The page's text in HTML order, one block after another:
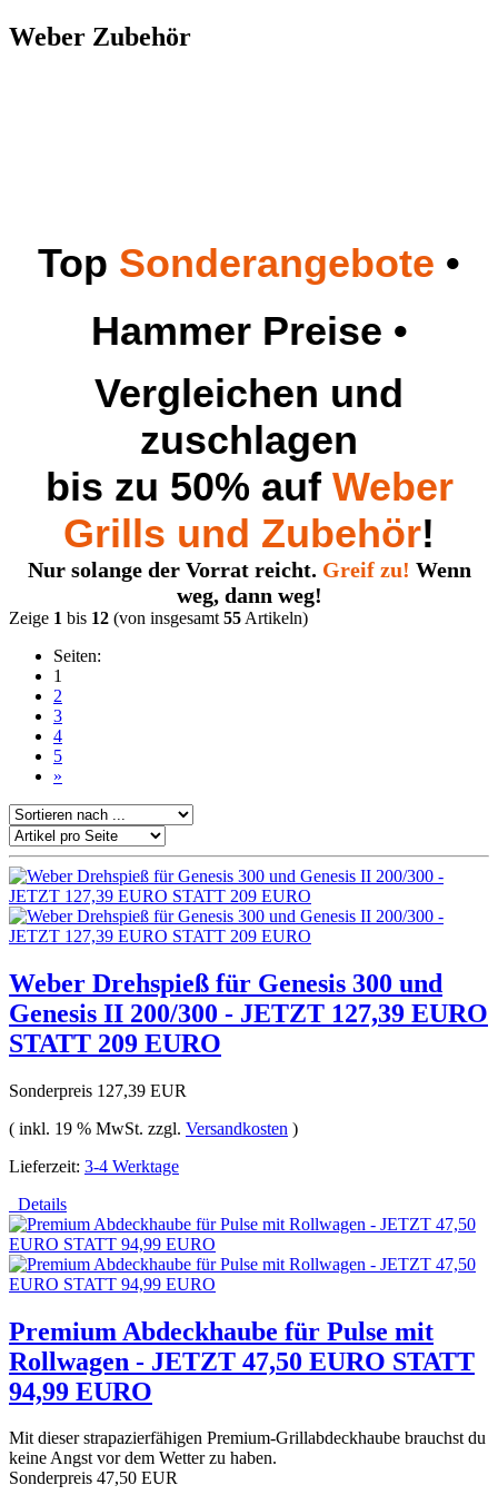
Weber Zubehör
Top Sonderangebote •
Hammer Preise •
Vergleichen und
zuschlagen
bis zu 50% auf Weber
Grills und Zubehör!
Nur solange der Vorrat reicht. Greif zu! Wenn
weg, dann weg!
Zeige 1 bis 12 (von insgesamt 55 Artikeln)
Seiten:
1
2
3
4
5
»
Weber Drehspieß für Genesis 300 und
Genesis II 200/300 - JETZT 127,39 EURO
STATT 209 EURO
Sonderpreis 127,39 EUR
( inkl. 19 % MwSt. zzgl. Versandkosten )
Lieferzeit: 3-4 Werktage
Details
Premium Abdeckhaube für Pulse mit
Rollwagen - JETZT 47,50 EURO STATT
94,99 EURO
Mit dieser strapazierfähigen Premium-Grillabdeckhaube brauchst du
keine Angst vor dem Wetter zu haben.
Sonderpreis 47,50 EUR